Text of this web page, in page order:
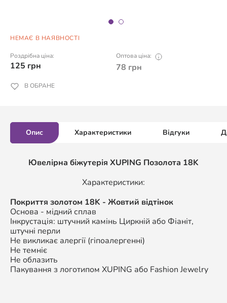
НЕМАЄ В НАЯВНОСТІ
Роздрібна ціна:
125 грн
Оптова ціна:
78 грн
В ОБРАНЕ
Опис Характеристики Відгуки
Ювелірна біжутерія XUPING Позолота 18K
Характеристики:
Покриття золотом 18K - Жовтий відтінок
Основа - мідний сплав
Інкрустація: штучний камінь Циркній або Фіаніт,
штучні перли
Не викликає алергії (гіпоалергенні)
Не темніє
Не облазить
Пакування з логотипом XUPING або Fashion Jewelry